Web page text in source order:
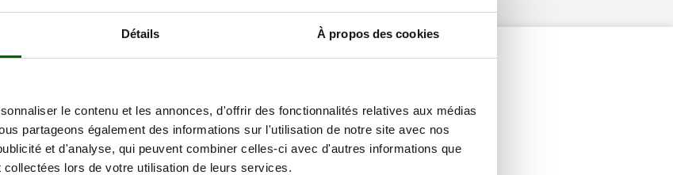
Détails À propos des cookies
le contenu et les annonces, d'offrir des fonctionnalités relatives aux médias
partageons également des informations sur l'utilisation de notre site avec nos
et d'analyse, qui peuvent combiner celles-ci avec d'autres informations que
lors de votre utilisation de leurs services.